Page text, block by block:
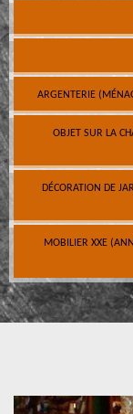
ARGENTERIE
OBJET SUR LA
DÉCORATION DE
MOBILIER XXE